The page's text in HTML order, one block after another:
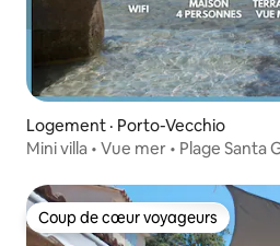
Logement · Porto-Vecchio
Mini villa • Vue mer • Plage Santa
Coup de cœur voyageurs
Coup de cœur voyageurs